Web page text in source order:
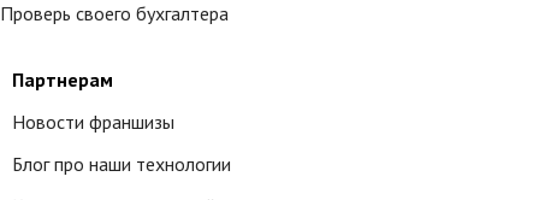
Проверь своего бухгалтера
Партнерам
Новости франшизы
Блог про наши технологии